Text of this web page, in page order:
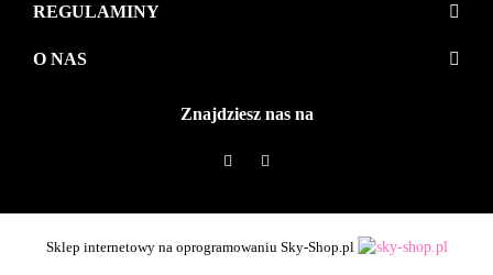
REGULAMINY
O NAS
Znajdziesz nas na
Sklep internetowy na oprogramowaniu Sky-Shop.pl